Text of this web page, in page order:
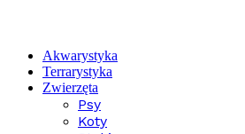
Akwarystyka
Terrarystyka
Zwierzęta
Psy
Koty